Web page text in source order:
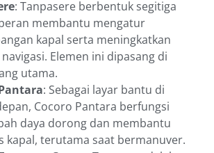
: Tanpasere berbentuk segitiga
membantu mengatur
kapal serta meningkatkan
Elemen ini dipasang di
utama.
: Sebagai layar bantu di
Cocoro Pantara berfungsi
daya dorong dan membantu
kapal, terutama saat bermanuver.